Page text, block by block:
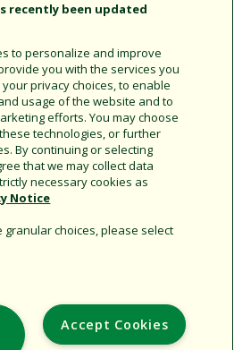
حلول للمسطحات
الخضراء
Support
Corporate
recently been updated
to personalize and improve
you with the services you
privacy choices, to enable
usage of the website and to
efforts. You may choose
technologies, or further
By continuing or selecting
that we may collect data
necessary cookies as
Notice
granular choices, please select
Accept Cookies